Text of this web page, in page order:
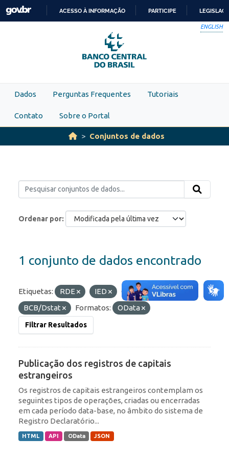
Skip to main content
PARA
O
CONTEÚDO
ACESSO À INFORMAÇÃO PARTICIPE
ENGLISH
Dados Perguntas Frequentes Tutoriais
Contato Sobre o Portal
Conjuntos de dados
Ordenar por
1 conjunto de dados encontrado
Etiquetas: RDE IED
Organizações:
BCB/Dstat
Formatos: OData
Filtrar Resultados
Publicação dos registros de capitais
estrangeiros
Os registros de capitais estrangeiros contemplam os
seguintes tipos de operações, criadas ou encerradas
em cada período data-base, no âmbito do sistema de
Registro Declaratório...
HTML API OData JSON